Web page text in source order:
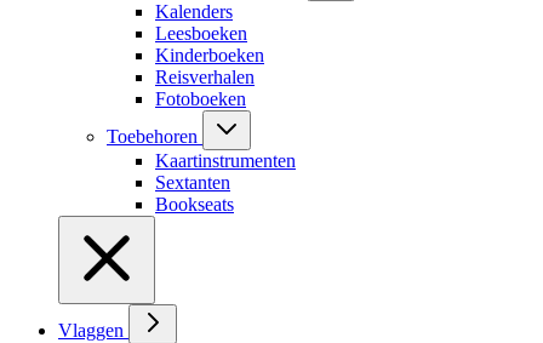
Kalenders
Leesboeken
Kinderboeken
Reisverhalen
Fotoboeken
Toebehoren
Kaartinstrumenten
Sextanten
Bookseats
Vlaggen